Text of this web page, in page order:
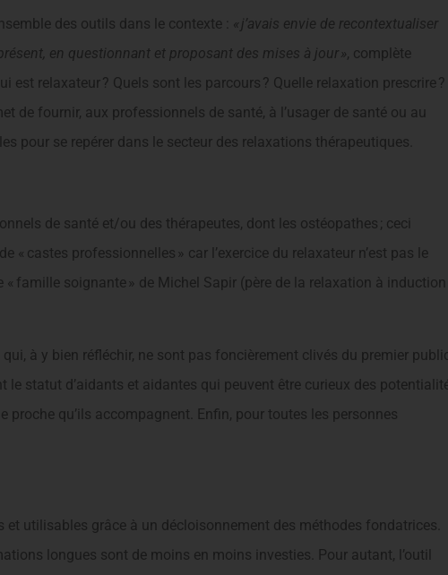
des outils dans le contexte : « j’avais envie de recontextualiser
en questionnant et proposant des mises à jour », complète
est relaxateur ? Quels sont les parcours ? Quelle relaxation prescrire ?
de fournir, aux professionnels de santé, à l’usager de santé ou au
pour se repérer dans le secteur des relaxations thérapeutiques.
de santé et/ou des thérapeutes, dont les ostéopathes ; ceci
« castes professionnelles » car l’exercice du relaxateur n’est pas le
famille soignante » de Michel Sapir (père de la relaxation à induction
à y bien réfléchir, ne sont pas foncièrement clivés du premier
le statut d’aidants et aidantes qui peuvent être curieux des
proche qu’ils accompagnent. Enfin, pour toutes les personnes
et utilisables grâce à un décloisonnement des méthodes fondatrices.
longues sont de moins en moins investies. Pour autant, l’outil